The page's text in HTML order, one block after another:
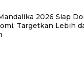
2026 Siap
Targetkan Lebih